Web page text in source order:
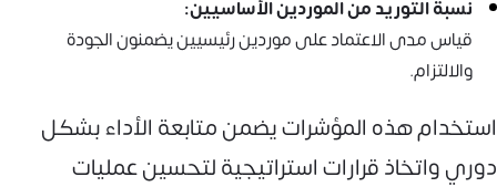
نسبة التوريد من الموردين الأساسيين:
قياس مدى الاعتماد على موردين رئيسيين يضمنون الجودة
والالتزام.
استخدام هذه المؤشرات يضمن متابعة الأداء بشكل
دوري واتخاذ قرارات استراتيجية لتحسين عمليات